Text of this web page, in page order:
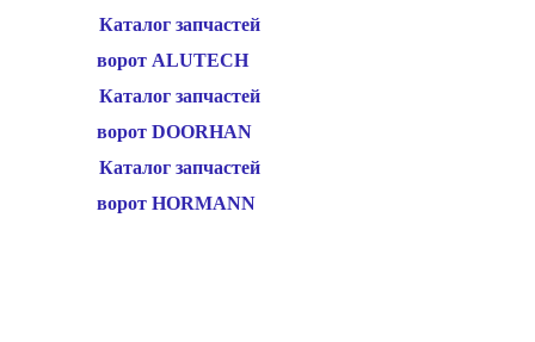
Каталог запчастей
ворот ALUTECH
Каталог запчастей
ворот DOORHAN
Каталог запчастей
ворот HORMANN